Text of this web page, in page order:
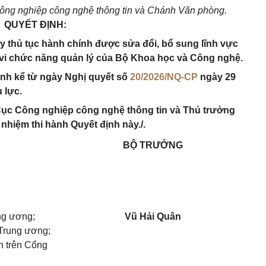
nghiệp công nghệ thông tin và Chánh Văn phòng.
QUYẾT ĐỊNH:
thủ tục hành chính được sửa đổi, bổ sung lĩnh vực
chức năng quản lý của Bộ Khoa học và Công nghệ.
kể từ ngày Nghị quyết số 20/2026/NQ-CP ngày 29
lực.
Công nghiệp công nghệ thông tin và Thủ trưởng
thi hành Quyết định này./.
ương;
ương;
trên Cổng
BỘ TRƯỞNG
Vũ Hải Quân